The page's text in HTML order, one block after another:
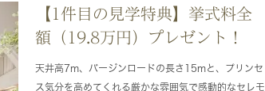
【1件目の見学特典】挙式料全
額（19.8万円）プレゼント！
天井高7m、バージンロードの長さ15mと、プリンセ
ス気分を高めてくれる厳かな雰囲気で感動的なセレモ